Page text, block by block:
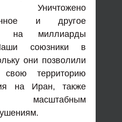
Уничтожено
и другое
на миллиарды
союзники в
они позволили
свою территорию
на Иран, также
масштабным